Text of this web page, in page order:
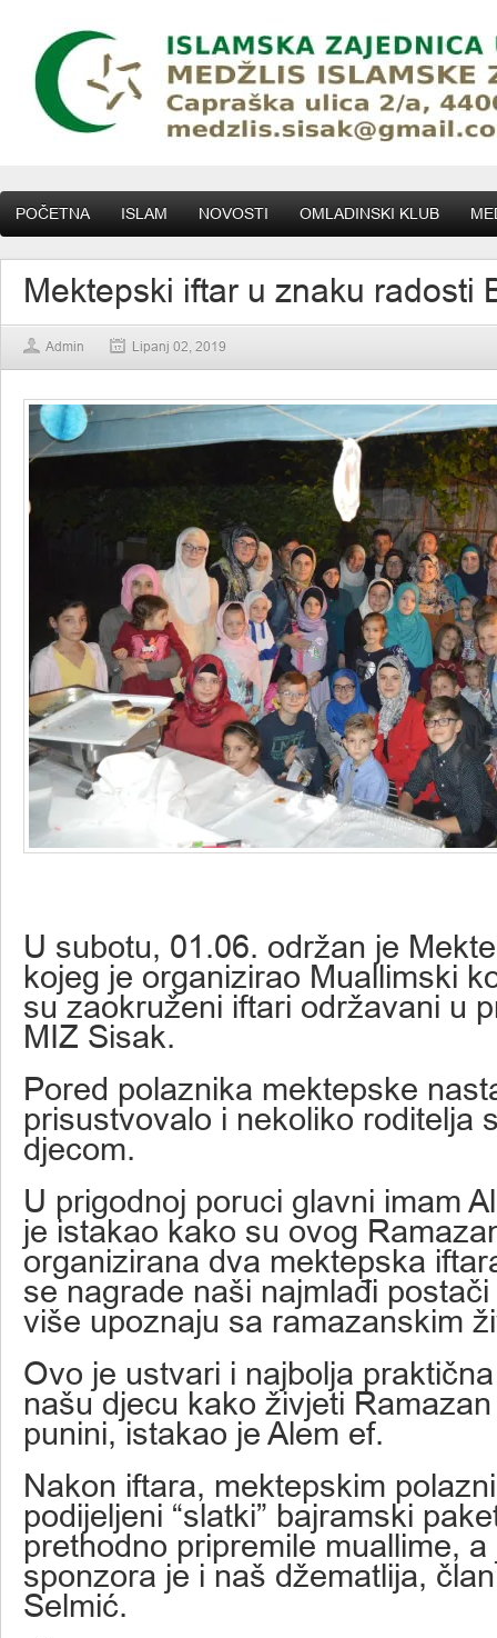
POČETNA ISLAM NOVOSTI OMLADINSKI KLUB
Mektepski iftar u znaku radosti
Admin Lipanj 02, 2019
U subotu, 01.06. održan je
kojeg je organizirao Muallimski
su zaokruženi iftari održavani u
MIZ Sisak.
Pored polaznika mektepske
prisustvovalo i nekoliko roditelja
djecom.
U prigodnoj poruci glavni imam
je istakao kako su ovog
organizirana dva mektepska
se nagrade naši najmlađi
više upoznaju sa ramazanskim
Ovo je ustvari i najbolja
našu djecu kako živjeti
punini, istakao je Alem ef.
Nakon iftara, mektepskim
podijeljeni “slatki” bajramski
prethodno pripremile muallime, a
sponzora je i naš džematlija,
Selmić.